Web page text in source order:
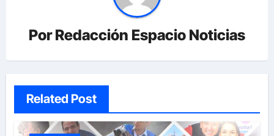
PorRedacción Espacio Noticias
Related Post